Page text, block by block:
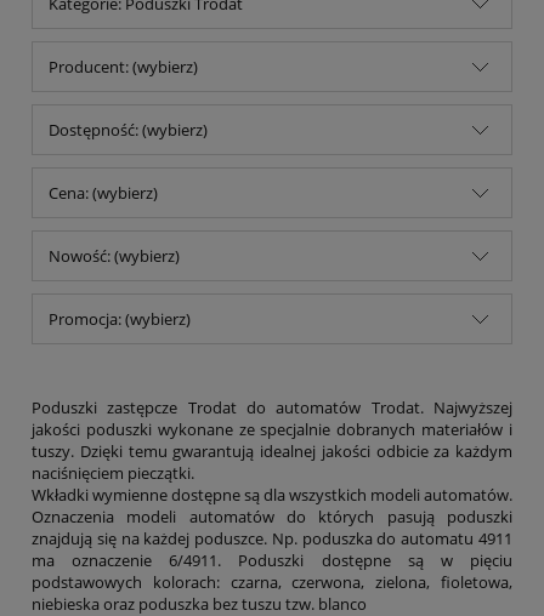
Mondi
No name
Panta Plast
pqi
rodar.pl
Stedman
Trodat
Trophee
Tryumf
Typograf
UNI-1
Wagraf
Waterman
Producent: (wybierz)
Dostępność: (wybierz)
Cena: (wybierz)
Nowość: (wybierz)
Promocja: (wybierz)
Poduszki zastępcze Trodat do automatów Trodat. Najwyższej
jakości poduszki wykonane ze specjalnie dobranych materiałów i
tuszy. Dzięki temu gwarantują idealnej jakości odbicie za każdym
naciśnięciem pieczątki.
Wkładki wymienne dostępne są dla wszystkich modeli automatów.
Oznaczenia modeli automatów do których pasują poduszki
znajdują się na każdej poduszce. Np. poduszka do automatu 4911
ma oznaczenie 6/4911. Poduszki dostępne są w pięciu
podstawowych kolorach: czarna, czerwona, zielona, fioletowa,
niebieska oraz poduszka bez tuszu tzw. blanco